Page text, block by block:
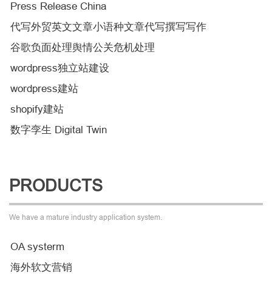
Press Release China
代写外贸英文文章小语种文章代写撰写写作
谷歌负面处理舆情公关危机处理
wordpress独立站建设
wordpress建站
shopify建站
数字孪生 Digital Twin
PRODUCTS
We have a mature industry application system.
OA systerm
海外软文营销